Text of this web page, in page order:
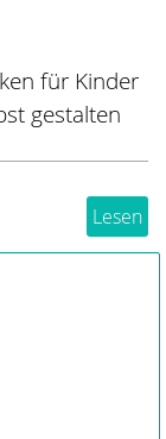
für Kinder
gestalten
Lesen